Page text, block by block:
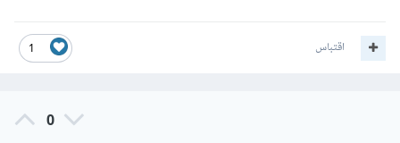
1 اقتباس
0